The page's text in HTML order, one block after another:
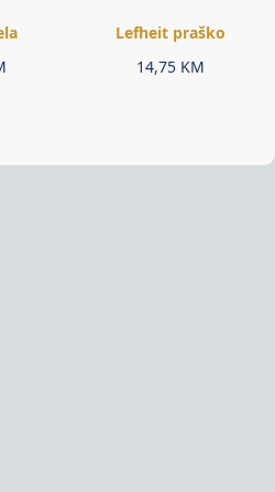
Lefheit praško
14,75 KM